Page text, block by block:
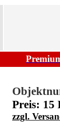
Preis: 15
zzgl.